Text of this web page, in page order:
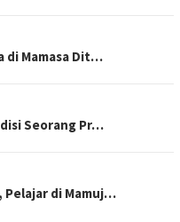
di Mamasa Dit…
Seorang Pr…
Pelajar di Mamuj…